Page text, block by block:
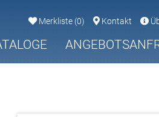
Merkliste (0) Kontakt